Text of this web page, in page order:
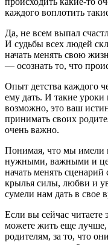
каждого воплотить
Да, не всем выпал
И судьбы всех людей
начать менять свою
— осознать то, что
Опыт детства каждого
ему дать. И такие уроки
возможно, это ваш
принимать своих
очень важно.
Понимая, что мы имели
нужными, важными и
начать менять
крылья силы, любви и
сумели нам дать в свое
Если вы сейчас читаете
можете жить еще лучше,
родителям, за то, что